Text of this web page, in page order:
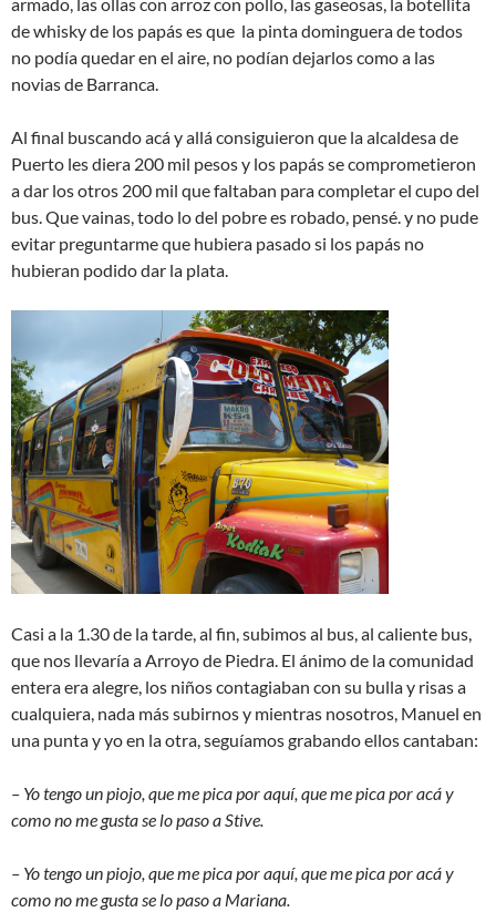
de whisky de los papás es que la pinta dominguera de todos
no podía quedar en el aire, no podían dejarlos como a las
novias de Barranca.
Al final buscando acá y allá consiguieron que la alcaldesa de
Puerto les diera 200 mil pesos y los papás se comprometieron
a dar los otros 200 mil que faltaban para completar el cupo del
bus. Que vainas, todo lo del pobre es robado, pensé. y no pude
evitar preguntarme que hubiera pasado si los papás no
hubieran podido dar la plata.
Casi a la 1.30 de la tarde, al fin, subimos al bus, al caliente bus,
que nos llevaría a Arroyo de Piedra. El ánimo de la comunidad
entera era alegre, los niños contagiaban con su bulla y risas a
cualquiera, nada más subirnos y mientras nosotros, Manuel en
una punta y yo en la otra, seguíamos grabando ellos cantaban:
– Yo tengo un piojo, que me pica por aquí, que me pica por acá y
como no me gusta se lo paso a Stive.
– Yo tengo un piojo, que me pica por aquí, que me pica por acá y
como no me gusta se lo paso a Mariana.